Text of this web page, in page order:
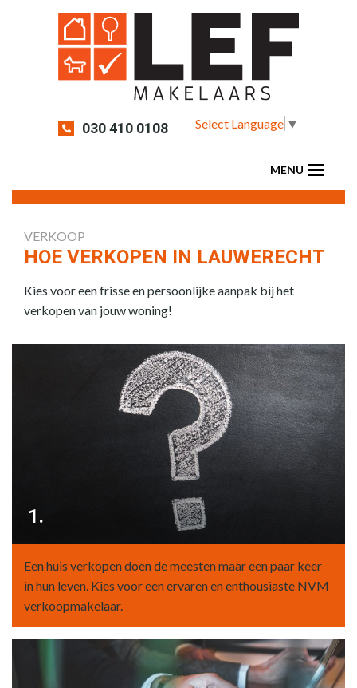
030 410 0108 Select Language ▼
VERKOOP
HOE VERKOPEN IN LAUWERECHT
Kies voor een frisse en persoonlijke aanpak bij het
verkopen van jouw woning!
1.
Een huis verkopen doen de meesten maar een paar keer
in hun leven. Kies voor een ervaren en enthousiaste NVM
verkoopmakelaar.